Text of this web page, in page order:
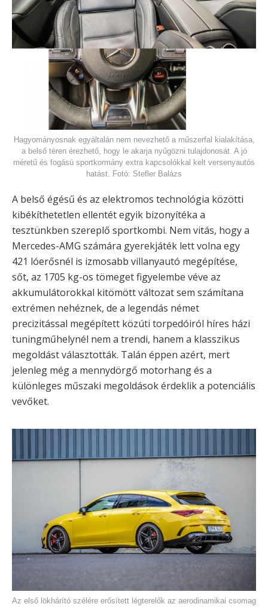
Hagyományosnak egyáltalán nem nevezhető a műszerfal kialakítása,
a belső téren érezhető, hogy le akarja nyűgözni tulajdonosát. A jó
méretű és fogású sportkormány extra kapcsolókkal kelt versenyautós
hatást. Fotó: Stefler Balázs
A belső égésű és az elektromos technológia közötti
kibékíthetetlen ellentét egyik bizonyítéka a
tesztünkben szereplő sportkombi. Nem vitás, hogy a
Mercedes-AMG számára gyerekjáték lett volna egy
421 lóerősnél is izmosabb villanyautó megépítése,
sőt, az 1705 kg-os tömeget figyelembe véve az
akkumulátorokkal kitömött változat sem számítana
extrémen nehéznek, de a legendás német
precizitással megépített közúti torpedóiról híres házi
tuningműhelynél nem a trendi, hanem a klasszikus
megoldást választották. Talán éppen azért, mert
jelenleg még a mennydörgő motorhang és a
különleges műszaki megoldások érdeklik a potenciális
vevőket.
Az első lökhárító szélére erősített légterelők az aerodinamikai csomag